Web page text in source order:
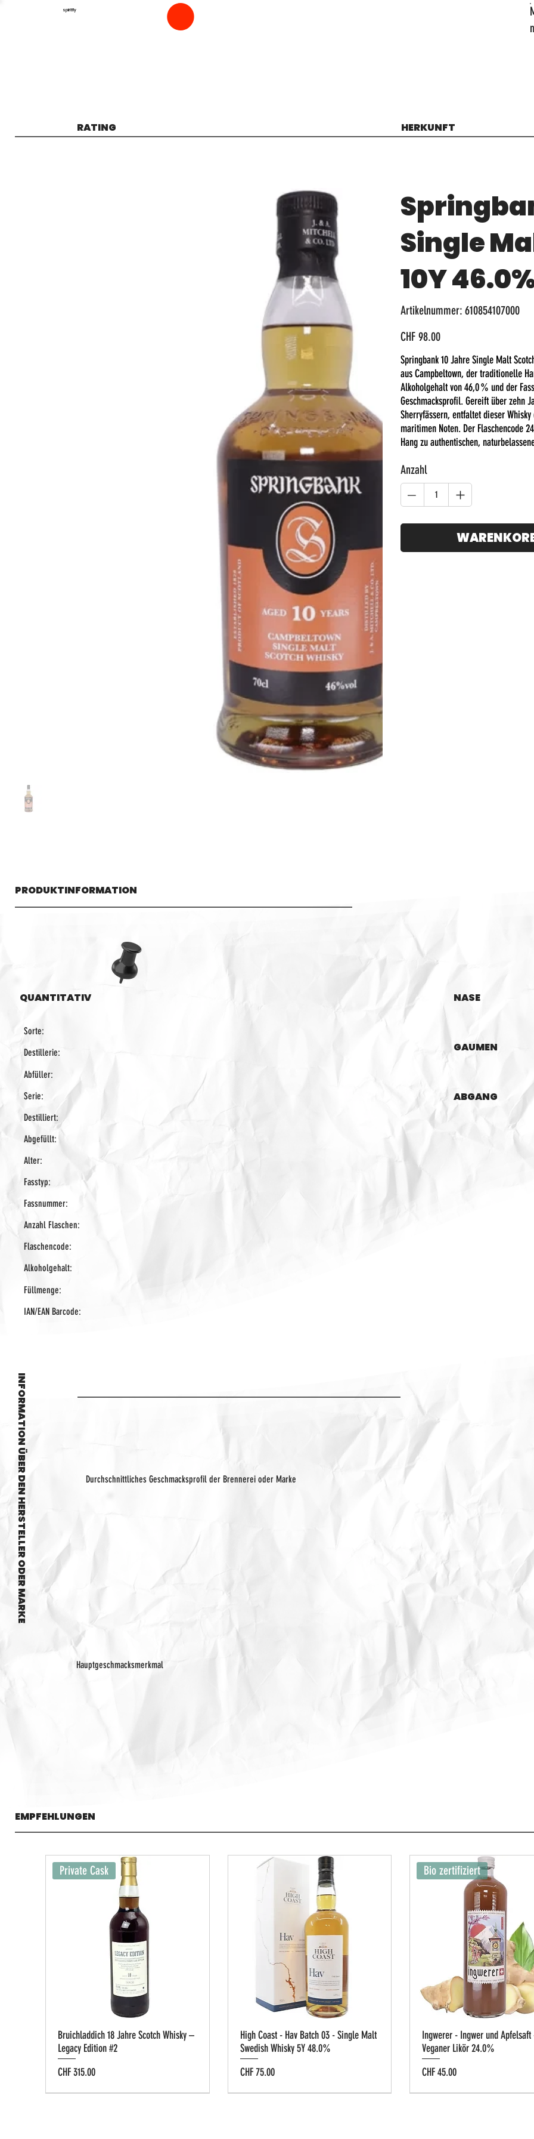
n
spiritfly
Single
10Y
Artikelnummer:
Artikelnummer:
610854107000
610854107000
Preis
CHF 98.00
Springbank 10 Jahre Single Malt
aus Campbeltown, der traditionelle
Alkoholgehalt von 46,0 % und der
Geschmacksprofil. Gereift über zehn
Sherryfässern, entfaltet dieser
maritimen Noten. Der Flaschencode
Hang zu authentischen,
Anzahl
RATING HERKUNFT
NASE
GAUMEN
ABGANG
PRODUKTINFORMATION
QUANTITATIV
Sorte:
Destillerie:
Abfüller:
Serie:
Destilliert:
Abgefüllt:
Alter:
Fasstyp:
Fassnummer:
Anzahl Flaschen:
Flaschencode:
Alkoholgehalt:
Füllmenge:
IAN/EAN Barcode:
EMPFEHLUNGEN
Private Cask
Bruichladdich 18 Jahre Scotch Whisky –
Legacy Edition #2
Preis
CHF 315.00
High Coast - Hav Batch 03 - Single Malt
Swedish Whisky 5Y 48.0%
Preis
CHF 75.00
Bio zertifiziert
Ingwerer - Ingwer und Apfelsaft
Veganer Likör 24.0%
Preis
CHF 45.00
Durchschnittliches Geschmacksprofil der Brennerei oder Marke
Hauptgeschmacksmerkmal
INFORMATION ÜBER DEN HERSTELLER ODER MARKE